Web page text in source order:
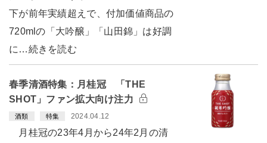
下が前年実績超えで、付加価値商品の
720mlの「大吟醸」「山田錦」は好調
に…続きを読む
春季清酒特集：月桂冠 「THE
SHOT」ファン拡大向け注力
酒類 特集 2024.04.12
月桂冠の23年4月から24年2月の清